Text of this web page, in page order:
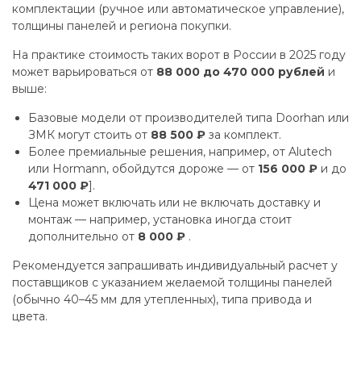
комплектации (ручное или автоматическое управление),
толщины панелей и региона покупки.
На практике стоимость таких ворот в России в 2025 году
может варьироваться от 88 000 до 470 000 рублей и
выше:
Базовые модели от производителей типа Doorhan или
ЗМК могут стоить от 88 500 ₽ за комплект.
Более премиальные решения, например, от Alutech
или Hormann, обойдутся дороже — от 156 000 ₽ и до
471 000 ₽].
Цена может включать или не включать доставку и
монтаж — например, установка иногда стоит
дополнительно от 8 000 ₽ .
Рекомендуется запрашивать индивидуальный расчет у
поставщиков с указанием желаемой толщины панелей
(обычно 40–45 мм для утепленных), типа привода и
цвета.